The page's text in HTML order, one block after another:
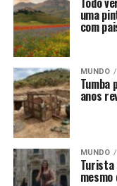
uma
com
MUNDO
Tumba
anos
MUNDO